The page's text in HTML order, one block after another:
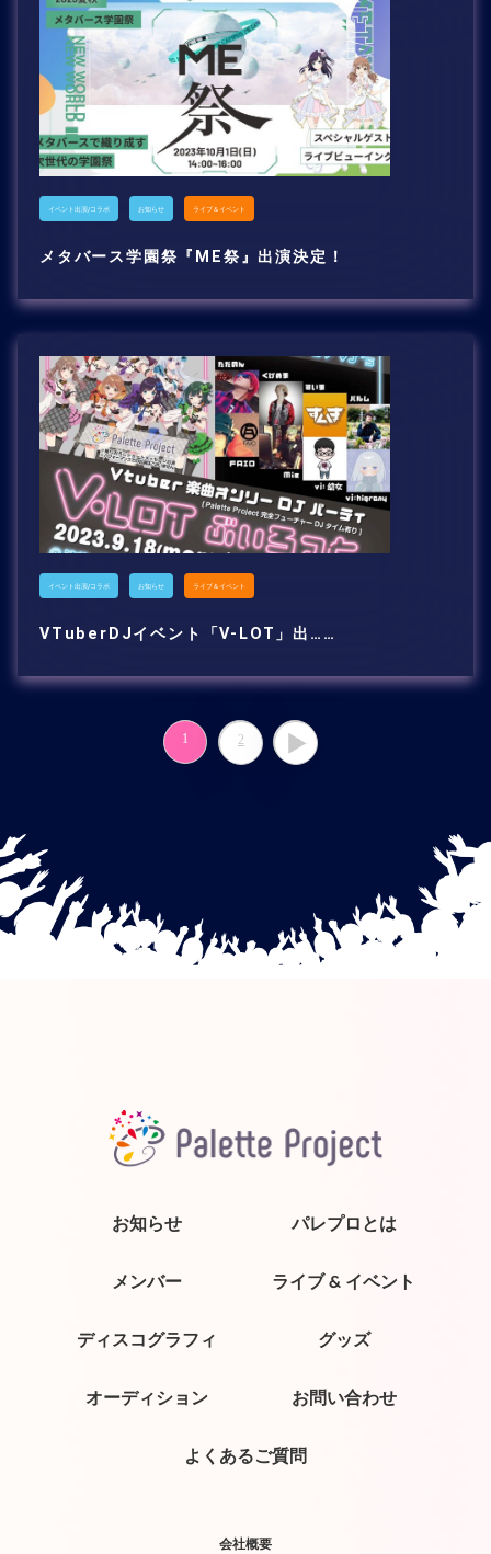
イベント出演/コラボ お知らせ ライブ＆イベント
メタバース学園祭『ME祭』出演決定！
イベント出演/コラボ お知らせ ライブ＆イベント
VTuberDJイベント「V-LOT」出……
1 2
お知らせ パレプロとは
メンバー ライブ & イベント
ディスコグラフィ グッズ
オーディション お問い合わせ
よくあるご質問
会社概要